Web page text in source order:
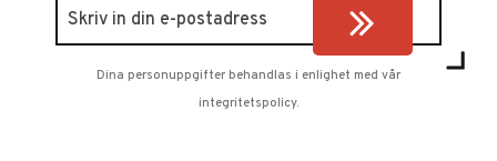
Dina personuppgifter behandlas i enlighet med vår
integritetspolicy.